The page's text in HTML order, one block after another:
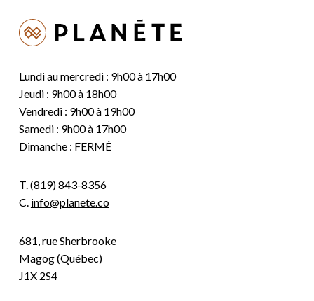
Lundi au mercredi : 9h00 à 17h00
Jeudi : 9h00 à 18h00
Vendredi : 9h00 à 19h00
Samedi : 9h00 à 17h00
Dimanche : FERMÉ
T.(819) 843-8356
C. info@planete.co
681, rue Sherbrooke
Magog (Québec)
J1X 2S4